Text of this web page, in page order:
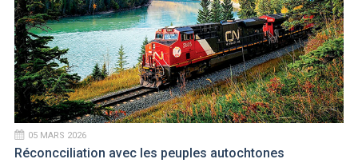
05 MARS 2026
Réconcciliation avec les peuples autochtones